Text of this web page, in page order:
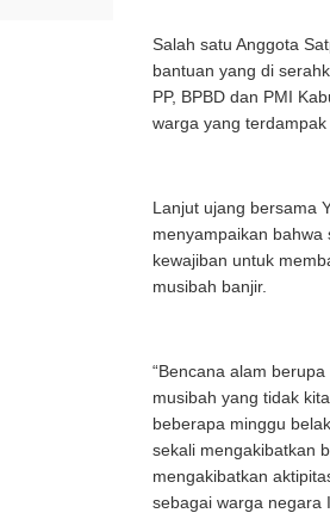
Salah satu Anggota
bantuan yang di
PP, BPBD dan PMI
warga yang
Lanjut ujang bersama
menyampaikan
kewajiban untuk
musibah banjir.
“Bencana alam
musibah yang tidak
beberapa minggu
sekali mengakibatkan
mengakibatkan
sebagai warga negara